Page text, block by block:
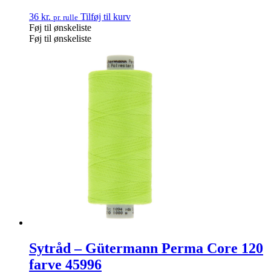
36 kr. pr. rulle Tilføj til kurv
Føj til ønskeliste
Føj til ønskeliste
Sytråd – Gütermann Perma Core 120
farve 45996